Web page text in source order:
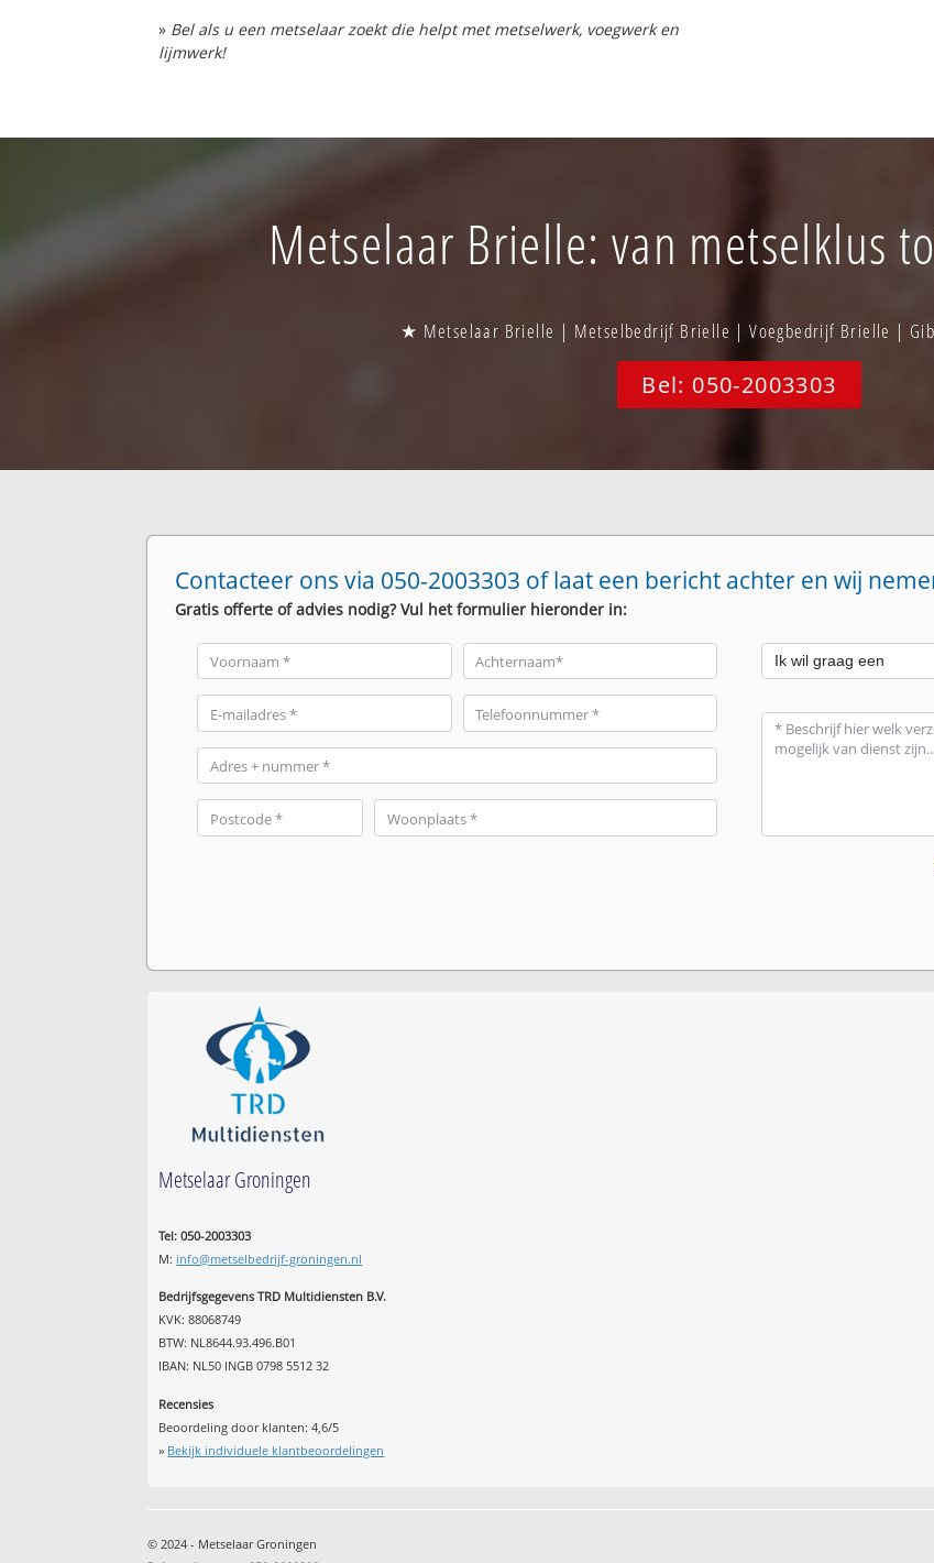
» Bel als u een metselaar zoekt die helpt met metselwerk, voegwerk en
lijmwerk!
Metselaar Brielle: van metselklus
★ Metselaar Brielle | Metselbedrijf Brielle | Voegbedrijf Brielle |
Bel: 050-2003303
Contacteer ons via 050-2003303 of laat een bericht achter en wij
Gratis offerte of advies nodig? Vul het formulier hieronder in:
Metselaar Groningen
Tel: 050-2003303
M: info@metselbedrijf-groningen.nl
Bedrijfsgegevens TRD Multidiensten B.V.
KVK: 88068749
BTW: NL8644.93.496.B01
IBAN: NL50 INGB 0798 5512 32
Recensies
Beoordeling door klanten:4,6/5
» Bekijk individuele klantbeoordelingen
© 2024 - Metselaar Groningen